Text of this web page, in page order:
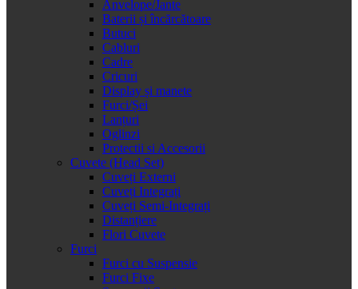
Anvelope/Jante
Baterii și încărcătoare
Butuci
Cabluri
Cadre
Cricuri
Display și manete
Furci/Șei
Lanțuri
Oglinzi
Protectii si Accesorii
Cuvete (Head Set)
Cuveți Externi
Cuveți Integrați
Cuveți Semi-Integrați
Distanțiere
Flori Cuvete
Furci
Furci cu Suspensie
Furci Fixe